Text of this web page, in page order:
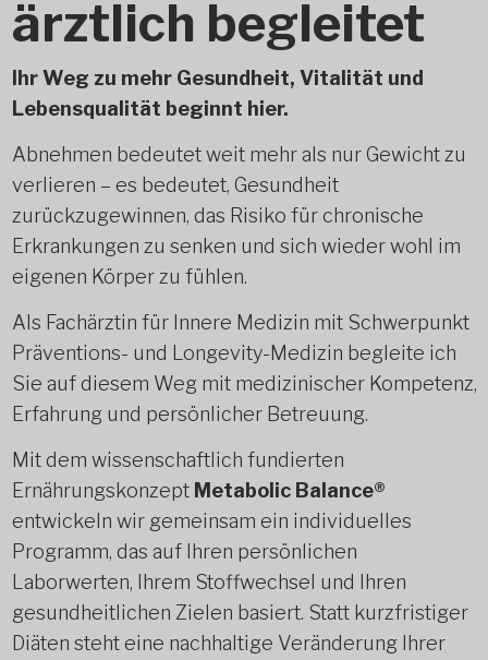
ärztlich begleitet
Ihr Weg zu mehr Gesundheit, Vitalität und
Lebensqualität beginnt hier.
Abnehmen bedeutet weit mehr als nur Gewicht zu
verlieren – es bedeutet, Gesundheit
zurückzugewinnen, das Risiko für chronische
Erkrankungen zu senken und sich wieder wohl im
eigenen Körper zu fühlen.
Als Fachärztin für Innere Medizin mit Schwerpunkt
Präventions- und Longevity-Medizin begleite ich
Sie auf diesem Weg mit medizinischer Kompetenz,
Erfahrung und persönlicher Betreuung.
Mit dem wissenschaftlich fundierten
Ernährungskonzept Metabolic Balance®
entwickeln wir gemeinsam ein individuelles
Programm, das auf Ihren persönlichen
Laborwerten, Ihrem Stoffwechsel und Ihren
gesundheitlichen Zielen basiert. Statt kurzfristiger
Diäten steht eine nachhaltige Veränderung Ihrer